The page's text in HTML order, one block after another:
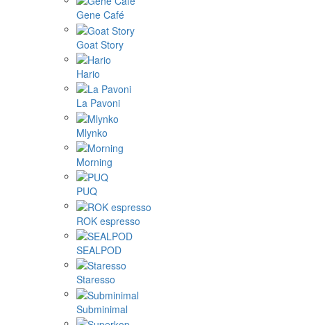
Gene Café
Goat Story
Hario
La Pavoni
Mlynko
Morning
PUQ
ROK espresso
SEALPOD
Staresso
Subminimal